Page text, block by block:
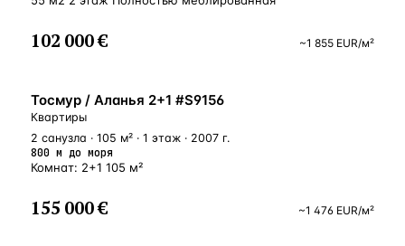
102 000 € ~1 855 EUR/м²
БЛИЗКО К МОРЮ
Тосмур / Аланья 2+1 #S9156
Квартиры
2 санузла · 105 м² · 1 этаж · 2007 г.
800 м до моря
Комнат: 2+1 105 м²
155 000 € ~1 476 EUR/м²